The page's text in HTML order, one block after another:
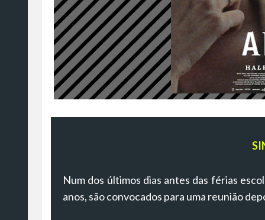
Num dos últimos dias antes das férias
anos, são convocados para uma reunião